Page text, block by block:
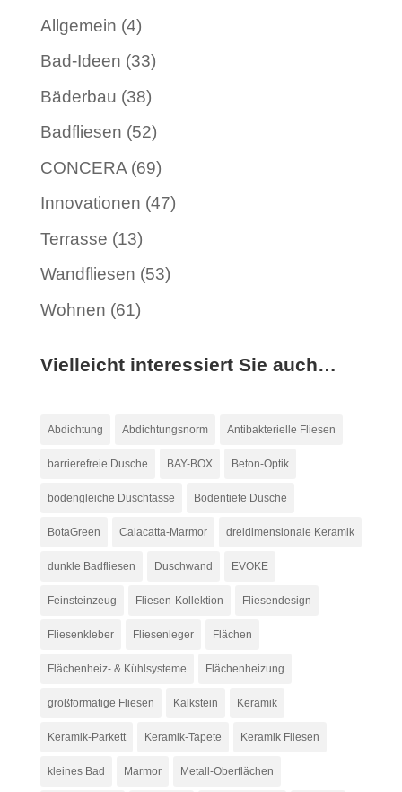
Allgemein (4)
Bad-Ideen (33)
Bäderbau (38)
Badfliesen (52)
CONCERA(69)
Innovationen (47)
Terrasse (13)
Wandfliesen (53)
Wohnen (61)
Vielleicht interessiert Sie auch…
Abdichtung Abdichtungsnorm Antibakterielle Fliesen
barrierefreie Dusche BAY-BOX Beton-Optik
bodengleiche Duschtasse Bodentiefe Dusche
BotaGreen Calacatta-Marmor dreidimensionale Keramik
dunkle Badfliesen Duschwand EVOKE
Feinsteinzeug Fliesen-Kollektion Fliesendesign
Fliesenkleber Fliesenleger Flächen
Flächenheiz- & Kühlsysteme Flächenheizung
großformatige Fliesen Kalkstein Keramik
Keramik-Parkett Keramik-Tapete Keramik Fliesen
kleines Bad Marmor Metall-Oberflächen